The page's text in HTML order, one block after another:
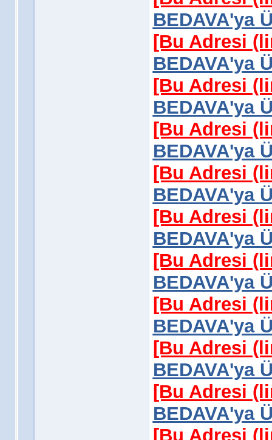
BEDAVA'ya
[Bu Adresi
BEDAVA'ya
[Bu Adresi
BEDAVA'ya
[Bu Adresi
BEDAVA'ya
[Bu Adresi
BEDAVA'ya
[Bu Adresi
BEDAVA'ya
[Bu Adresi
BEDAVA'ya
[Bu Adresi
BEDAVA'ya
[Bu Adresi
BEDAVA'ya
[Bu Adresi
BEDAVA'ya
[Bu Adresi